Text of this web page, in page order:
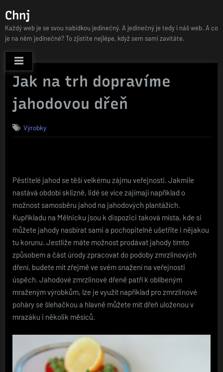
to
content
Chnj
Každý web je se svou nabídkou jedinečný. A jedinečný je tedy i náš web. A co
je na něm jedinečné? To zjistíte nejlépe, když sem sami zavítáte.
Jak na trh dopravíme
jahodovou dřeň
Výrobky
Pěstitelé jahod se těší velkému zájmu veřejnosti. Jakmile
nastává období sklizně, lidé se více zajímají například o
možnost samosběru jahod na jahodových plantážích.
Kupříkladu na Mělnicku jsou k dispozici taková místa, kde si
můžete jahody nasbírat sami a pochopitelně ušetříte i nějakou
tu korunu. Jestliže máte možnost prodávat jahody tímto
způsobem a část úrody zpracovat do podoby zmrzlinových
dření, budete mít zřejmě ve svém snažení na veřejnosti
úspěch. Jahodové zmrzlinové dřeně patří k oblíbeným
mraženým výrobkům, lze je využít například pro zmrzlinové
poháry se šlehačkou a hlavně můžete mít dřeň uloženou v
mrazáku i několik měsíců.